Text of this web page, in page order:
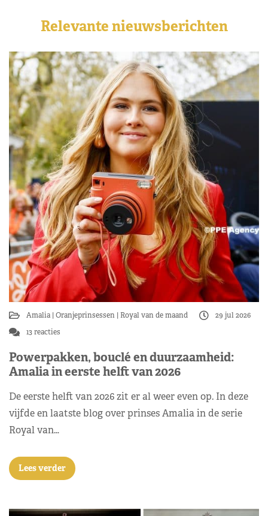
Relevante nieuwsberichten
Amalia Oranjeprinsessen Royal van de maand
29 jul 2026
13 reacties
Powerpakken, bouclé en duurzaamheid:
Amalia in eerste helft van 2026
De eerste helft van 2026 zit er al weer even op. In deze
vijfde en laatste blog over prinses Amalia in de serie
Royal van…
Lees verder